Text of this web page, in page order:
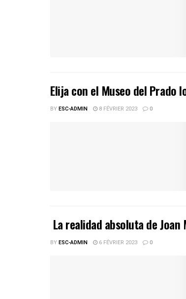
Elija con el Museo del Prado
BYESC-ADMIN 8 FÉVRIER 2023 0
La realidad absoluta de
BYESC-ADMIN 6 FÉVRIER 2023 0